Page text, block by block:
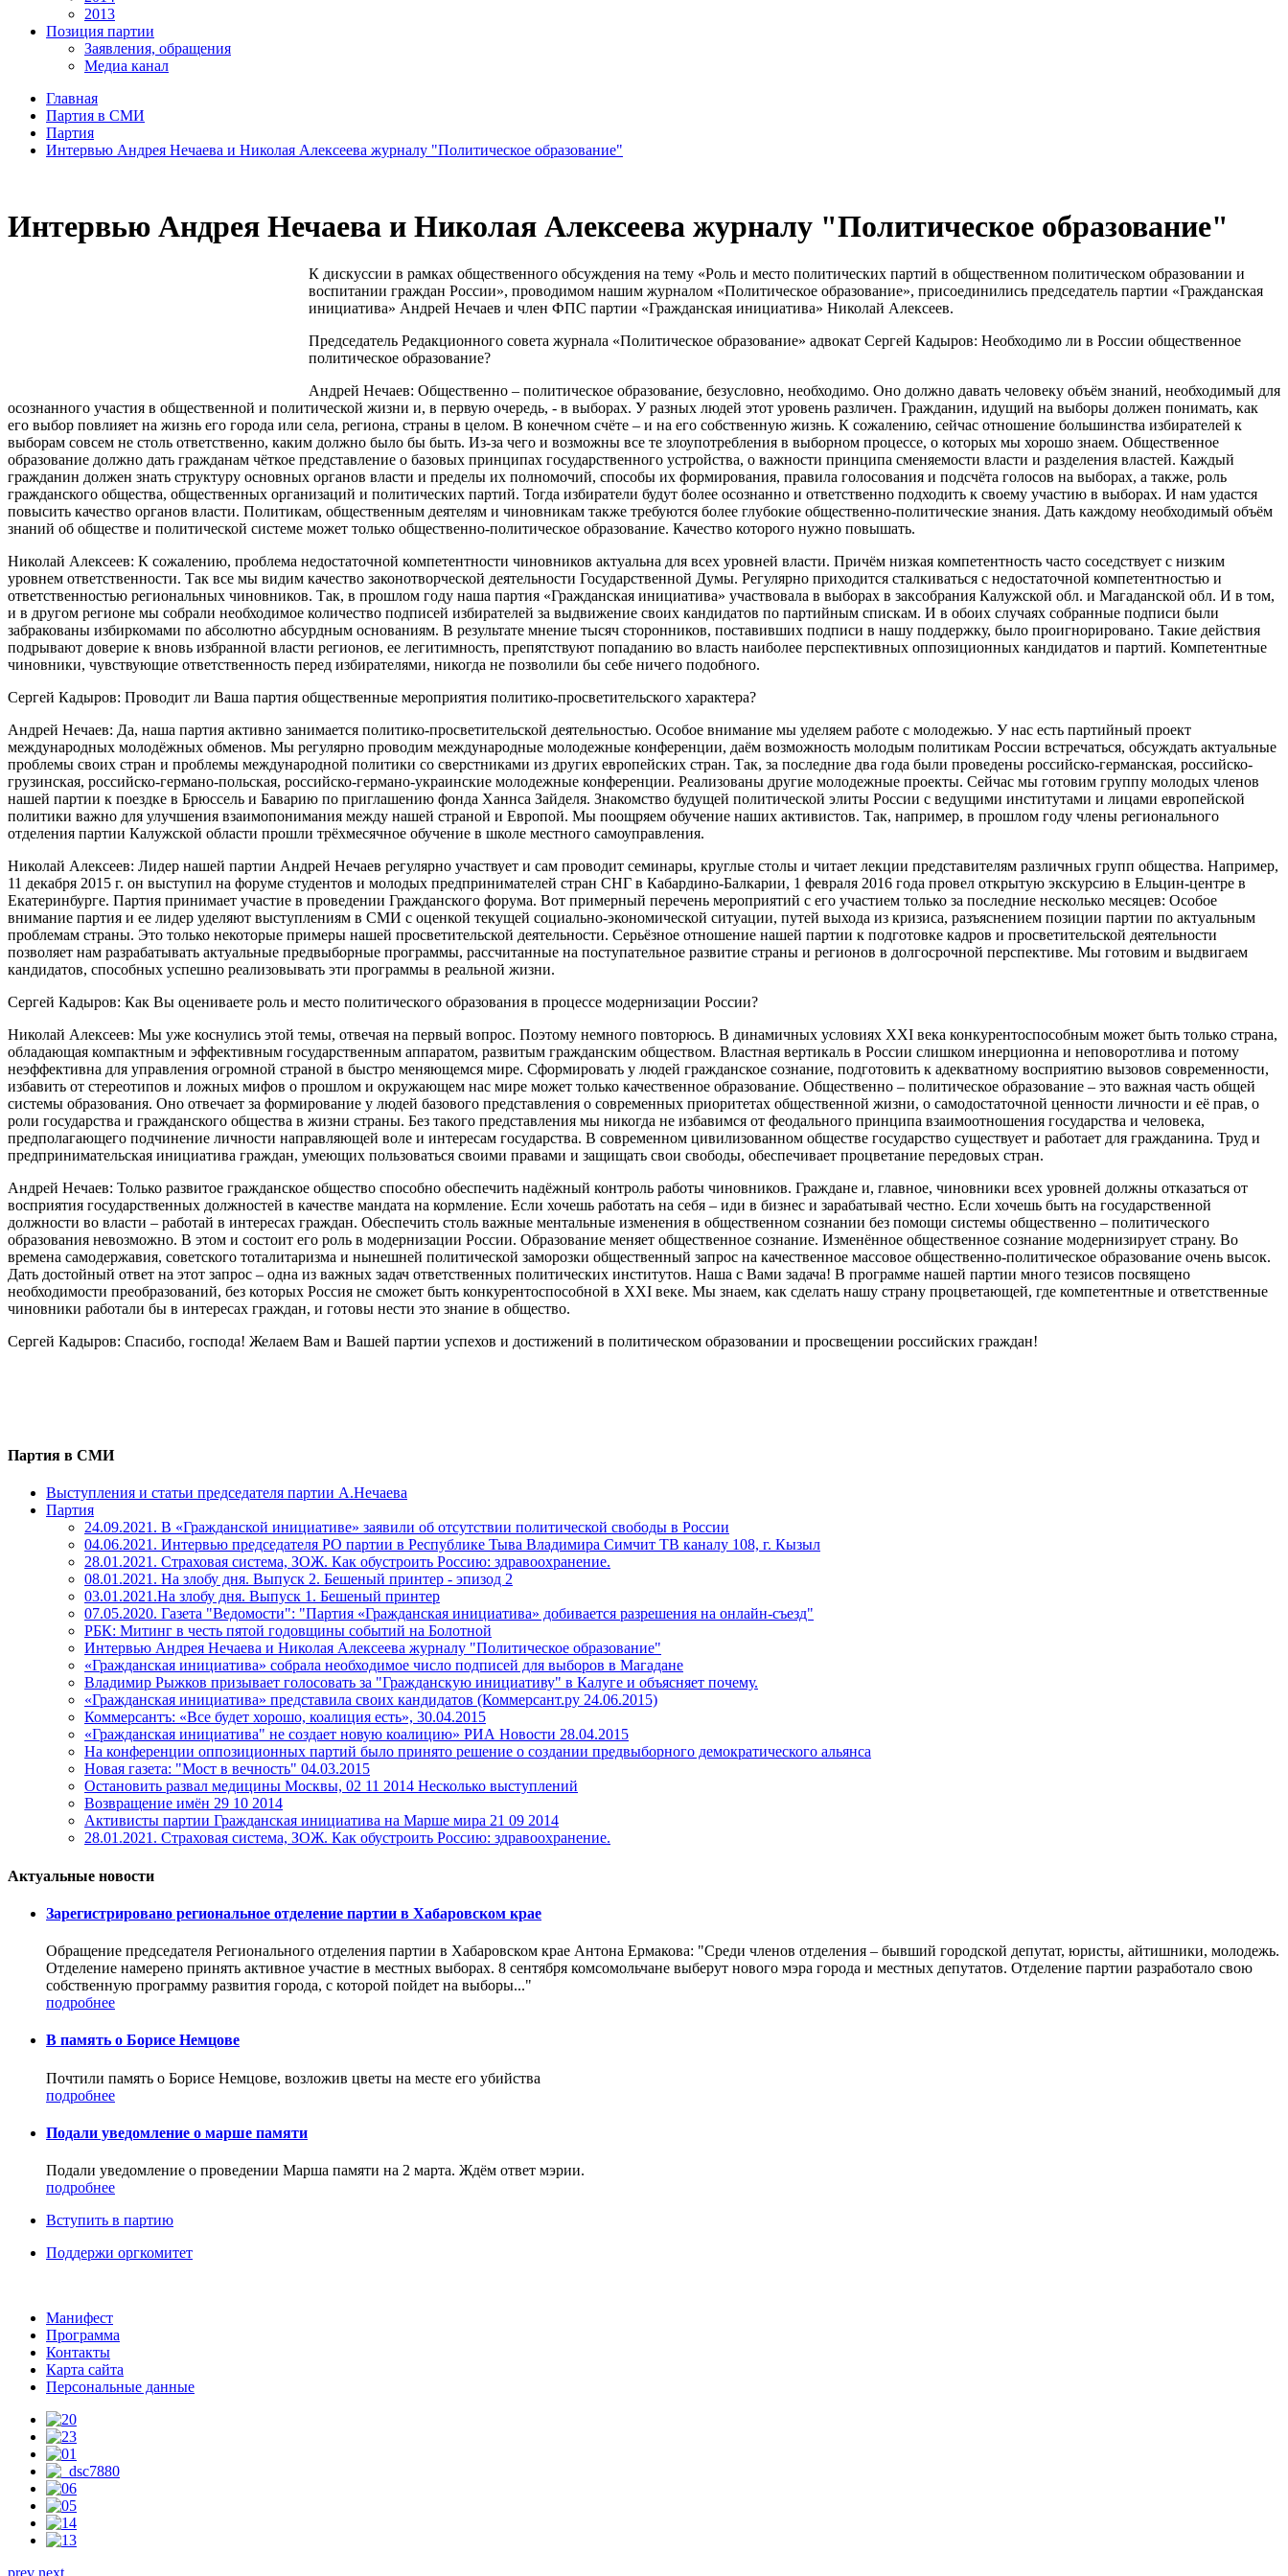
2013
Позиция партии
Заявления, обращения
Медиа канал
Главная
Партия в СМИ
Партия
Интервью Андрея Нечаева и Николая Алексеева журналу "Политическое образование"
Интервью Андрея Нечаева и Николая Алексеева журналу "Политическое образование"
К дискуссии в рамках общественного обсуждения на тему «Роль и место политических партий в общественном политическом образовании и
воспитании граждан России», проводимом нашим журналом «Политическое образование», присоединились председатель партии «Гражданская
инициатива» Андрей Нечаев и член ФПС партии «Гражданская инициатива» Николай Алексеев.
Председатель Редакционного совета журнала «Политическое образование» адвокат Сергей Кадыров: Необходимо ли в России общественное
политическое образование?
Андрей Нечаев: Общественно – политическое образование, безусловно, необходимо. Оно должно давать человеку объём знаний, необходимый для
осознанного участия в общественной и политической жизни и, в первую очередь, - в выборах. У разных людей этот уровень различен. Гражданин, идущий на выборы должен понимать, как
его выбор повлияет на жизнь его города или села, региона, страны в целом. В конечном счёте – и на его собственную жизнь. К сожалению, сейчас отношение большинства избирателей к
выборам совсем не столь ответственно, каким должно было бы быть. Из-за чего и возможны все те злоупотребления в выборном процессе, о которых мы хорошо знаем. Общественное
образование должно дать гражданам чёткое представление о базовых принципах государственного устройства, о важности принципа сменяемости власти и разделения властей. Каждый
гражданин должен знать структуру основных органов власти и пределы их полномочий, способы их формирования, правила голосования и подсчёта голосов на выборах, а также, роль
гражданского общества, общественных организаций и политических партий. Тогда избиратели будут более осознанно и ответственно подходить к своему участию в выборах. И нам удастся
повысить качество органов власти. Политикам, общественным деятелям и чиновникам также требуются более глубокие общественно-политические знания. Дать каждому необходимый объём
знаний об обществе и политической системе может только общественно-политическое образование. Качество которого нужно повышать.
Николай Алексеев: К сожалению, проблема недостаточной компетентности чиновников актуальна для всех уровней власти. Причём низкая компетентность часто соседствует с низким
уровнем ответственности. Так все мы видим качество законотворческой деятельности Государственной Думы. Регулярно приходится сталкиваться с недостаточной компетентностью и
ответственностью региональных чиновников. Так, в прошлом году наша партия «Гражданская инициатива» участвовала в выборах в заксобрания Калужской обл. и Магаданской обл. И в том,
и в другом регионе мы собрали необходимое количество подписей избирателей за выдвижение своих кандидатов по партийным спискам. И в обоих случаях собранные подписи были
забракованы избиркомами по абсолютно абсурдным основаниям. В результате мнение тысяч сторонников, поставивших подписи в нашу поддержку, было проигнорировано. Такие действия
подрывают доверие к вновь избранной власти регионов, ее легитимность, препятствуют попаданию во власть наиболее перспективных оппозиционных кандидатов и партий. Компетентные
чиновники, чувствующие ответственность перед избирателями, никогда не позволили бы себе ничего подобного.
Сергей Кадыров: Проводит ли Ваша партия общественные мероприятия политико-просветительского характера?
Андрей Нечаев: Да, наша партия активно занимается политико-просветительской деятельностью. Особое внимание мы уделяем работе с молодежью. У нас есть партийный проект
международных молодёжных обменов. Мы регулярно проводим международные молодежные конференции, даём возможность молодым политикам России встречаться, обсуждать актуальные
проблемы своих стран и проблемы международной политики со сверстниками из других европейских стран. Так, за последние два года были проведены российско-германская, российско-
грузинская, российско-германо-польская, российско-германо-украинские молодежные конференции. Реализованы другие молодежные проекты. Сейчас мы готовим группу молодых членов
нашей партии к поездке в Брюссель и Баварию по приглашению фонда Ханнса Зайделя. Знакомство будущей политической элиты России с ведущими институтами и лицами европейской
политики важно для улучшения взаимопонимания между нашей страной и Европой. Мы поощряем обучение наших активистов. Так, например, в прошлом году члены регионального
отделения партии Калужской области прошли трёхмесячное обучение в школе местного самоуправления.
Николай Алексеев: Лидер нашей партии Андрей Нечаев регулярно участвует и сам проводит семинары, круглые столы и читает лекции представителям различных групп общества. Например,
11 декабря 2015 г. он выступил на форуме студентов и молодых предпринимателей стран СНГ в Кабардино-Балкарии, 1 февраля 2016 года провел открытую экскурсию в Ельцин-центре в
Екатеринбурге. Партия принимает участие в проведении Гражданского форума. Вот примерный перечень мероприятий с его участием только за последние несколько месяцев: Особое
внимание партия и ее лидер уделяют выступлениям в СМИ с оценкой текущей социально-экономической ситуации, путей выхода из кризиса, разъяснением позиции партии по актуальным
проблемам страны. Это только некоторые примеры нашей просветительской деятельности. Серьёзное отношение нашей партии к подготовке кадров и просветительской деятельности
позволяет нам разрабатывать актуальные предвыборные программы, рассчитанные на поступательное развитие страны и регионов в долгосрочной перспективе. Мы готовим и выдвигаем
кандидатов, способных успешно реализовывать эти программы в реальной жизни.
Сергей Кадыров: Как Вы оцениваете роль и место политического образования в процессе модернизации России?
Николай Алексеев: Мы уже коснулись этой темы, отвечая на первый вопрос. Поэтому немного повторюсь. В динамичных условиях XXI века конкурентоспособным может быть только страна,
обладающая компактным и эффективным государственным аппаратом, развитым гражданским обществом. Властная вертикаль в России слишком инерционна и неповоротлива и потому
неэффективна для управления огромной страной в быстро меняющемся мире. Сформировать у людей гражданское сознание, подготовить к адекватному восприятию вызовов современности,
избавить от стереотипов и ложных мифов о прошлом и окружающем нас мире может только качественное образование. Общественно – политическое образование – это важная часть общей
системы образования. Оно отвечает за формирование у людей базового представления о современных приоритетах общественной жизни, о самодостаточной ценности личности и её прав, о
роли государства и гражданского общества в жизни страны. Без такого представления мы никогда не избавимся от феодального принципа взаимоотношения государства и человека,
предполагающего подчинение личности направляющей воле и интересам государства. В современном цивилизованном обществе государство существует и работает для гражданина. Труд и
предпринимательская инициатива граждан, умеющих пользоваться своими правами и защищать свои свободы, обеспечивает процветание передовых стран.
Андрей Нечаев: Только развитое гражданское общество способно обеспечить надёжный контроль работы чиновников. Граждане и, главное, чиновники всех уровней должны отказаться от
восприятия государственных должностей в качестве мандата на кормление. Если хочешь работать на себя – иди в бизнес и зарабатывай честно. Если хочешь быть на государственной
должности во власти – работай в интересах граждан. Обеспечить столь важные ментальные изменения в общественном сознании без помощи системы общественно – политического
образования невозможно. В этом и состоит его роль в модернизации России. Образование меняет общественное сознание. Изменённое общественное сознание модернизирует страну. Во
времена самодержавия, советского тоталитаризма и нынешней политической заморозки общественный запрос на качественное массовое общественно-политическое образование очень высок.
Дать достойный ответ на этот запрос – одна из важных задач ответственных политических институтов. Наша с Вами задача! В программе нашей партии много тезисов посвящено
необходимости преобразований, без которых Россия не сможет быть конкурентоспособной в XXI веке. Мы знаем, как сделать нашу страну процветающей, где компетентные и ответственные
чиновники работали бы в интересах граждан, и готовы нести это знание в общество.
Сергей Кадыров: Спасибо, господа! Желаем Вам и Вашей партии успехов и достижений в политическом образовании и просвещении российских граждан!
Партия в СМИ
Выступления и статьи председателя партии А.Нечаева
Партия
24.09.2021. В «Гражданской инициативе» заявили об отсутствии политической свободы в России
04.06.2021. Интервью председателя РО партии в Республике Тыва Владимира Симчит ТВ каналу 108, г. Кызыл
28.01.2021. Страховая система, ЗОЖ. Как обустроить Россию: здравоохранение.
08.01.2021. На злобу дня. Выпуск 2. Бешеный принтер - эпизод 2
03.01.2021.На злобу дня. Выпуск 1. Бешеный принтер
07.05.2020. Газета "Ведомости": "Партия «Гражданская инициатива» добивается разрешения на онлайн-съезд"
РБК: Митинг в честь пятой годовщины событий на Болотной
Интервью Андрея Нечаева и Николая Алексеева журналу "Политическое образование"
«Гражданская инициатива» собрала необходимое число подписей для выборов в Магадане
Владимир Рыжков призывает голосовать за "Гражданскую инициативу" в Калуге и объясняет почему.
«Гражданская инициатива» представила своих кандидатов (Коммерсант.ру 24.06.2015)
Коммерсантъ: «Все будет хорошо, коалиция есть», 30.04.2015
«Гражданская инициатива" не создает новую коалицию» РИА Новости 28.04.2015
На конференции оппозиционных партий было принято решение о создании предвыборного демократического альянса
Новая газета: "Мост в вечность" 04.03.2015
Остановить развал медицины Москвы, 02 11 2014 Несколько выступлений
Возвращение имён 29 10 2014
Активисты партии Гражданская инициатива на Марше мира 21 09 2014
28.01.2021. Страховая система, ЗОЖ. Как обустроить Россию: здравоохранение.
Актуальные новости
Зарегистрировано региональное отделение партии в Хабаровском крае
Обращение председателя Регионального отделения партии в Хабаровском крае Антона Ермакова: "Среди членов отделения – бывший городской депутат, юристы, айтишники, молодежь.
Отделение намерено принять активное участие в местных выборах. 8 сентября комсомольчане выберут нового мэра города и местных депутатов. Отделение партии разработало свою
собственную программу развития города, с которой пойдет на выборы..."
подробнее
В память о Борисе Немцове
Почтили память о Борисе Немцове, возложив цветы на месте его убийства
подробнее
Подали уведомление о марше памяти
Подали уведомление о проведении Марша памяти на 2 марта. Ждём ответ мэрии.
подробнее
Вступить в партию
Поддержи оргкомитет
Манифест
Программа
Контакты
Карта сайта
Персональные данные